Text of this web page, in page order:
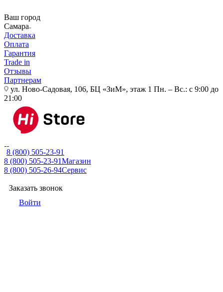
Ваш город
Самара
Доставка
Оплата
Гарантия
Trade in
Отзывы
Партнерам
ул. Ново-Садовая, 106, БЦ «ЗиМ», этаж 1 Пн. – Вс.: с 9:00 до
21:00
8 (800) 505-23-91
8 (800) 505-23-91Магазин
8 (800) 505-26-94Сервис
Заказать звонок
Войти